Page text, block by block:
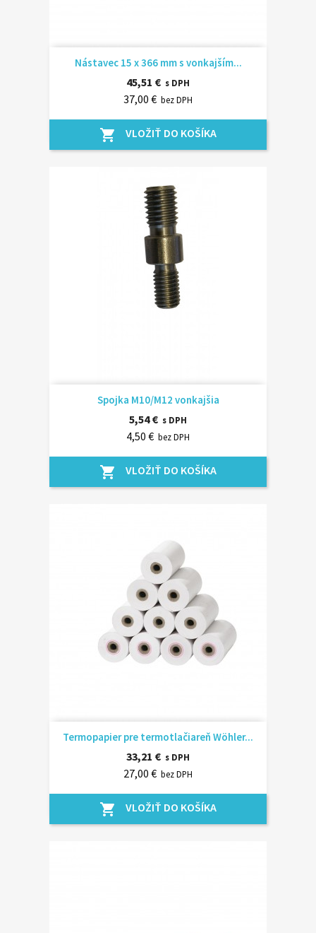
Nástavec 15 x 366 mm s vonkajším...
45,51 € s DPH
37,00 € bez DPH
shopping_cart VLOŽIŤ DO KOŠÍKA
Spojka M10/M12 vonkajšia
5,54 € s DPH
4,50 € bez DPH
shopping_cart VLOŽIŤ DO KOŠÍKA
Termopapier pre termotlačiareň Wöhler...
33,21 € s DPH
27,00 € bez DPH
shopping_cart VLOŽIŤ DO KOŠÍKA